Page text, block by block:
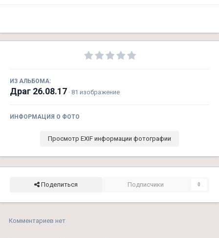
ИЗ АЛЬБОМА:
Драг 26.08.17 · 81 изображение
ИНФОРМАЦИЯ О ФОТО
Просмотр EXIF информации фотографии
Поделиться Подписчики 0
Комментариев нет